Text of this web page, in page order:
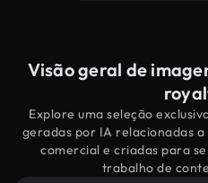
Visão geral de
Explore uma seleção
geradas por IA relacionadas
comercial e criadas para
trabalho de